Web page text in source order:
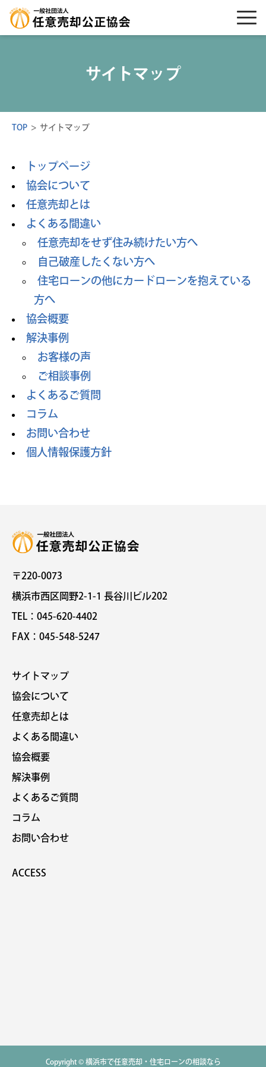
サイトマップ
TOP > サイトマップ
トップページ
協会について
任意売却とは
よくある間違い
任意売却をせず住み続けたい方へ
自己破産したくない方へ
住宅ローンの他にカードローンを抱えている
方へ
協会概要
解決事例
お客様の声
ご相談事例
よくあるご質問
コラム
お問い合わせ
個人情報保護方針
〒220-0073
横浜市西区岡野2-1-1 長谷川ビル202
TEL：045-620-4402
FAX：045-548-5247
サイトマップ
協会について
任意売却とは
よくある間違い
協会概要
解決事例
よくあるご質問
コラム
お問い合わせ
ACCESS
Copyright © 横浜市で任意売却・住宅ローンの相談なら